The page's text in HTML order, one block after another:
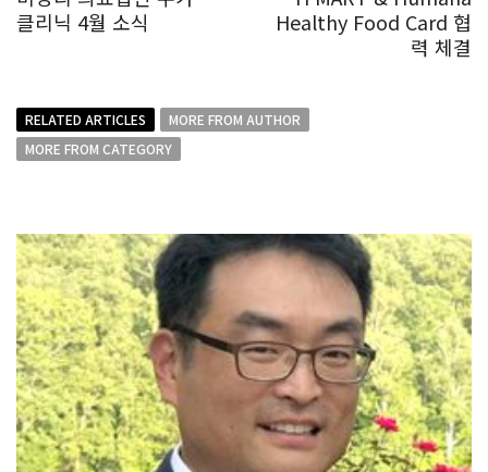
클리닉 4월 소식
Healthy Food Card 협
력 체결
RELATED ARTICLES
MORE FROM AUTHOR
MORE FROM CATEGORY